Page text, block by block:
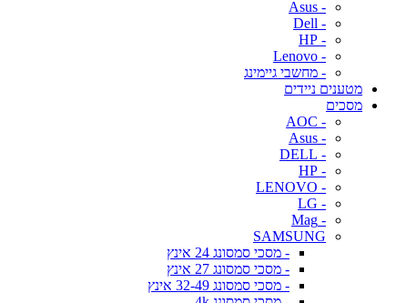
- Asus
- Dell
- HP
- Lenovo
- מחשבי גיימינג
מטענים ניידים
מסכים
- AOC
- Asus
- DELL
- HP
- LENOVO
- LG
- Mag
SAMSUNG
- מסכי סמסונג 24 אינץ
- מסכי סמסונג 27 אינץ
- מסכי סמסונג 32-49 אינץ